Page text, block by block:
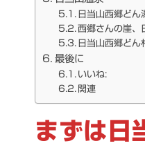
日当山西郷どん
西郷さんの崖、
日当山西郷どん
最後に
いいね:
関連
まずは日